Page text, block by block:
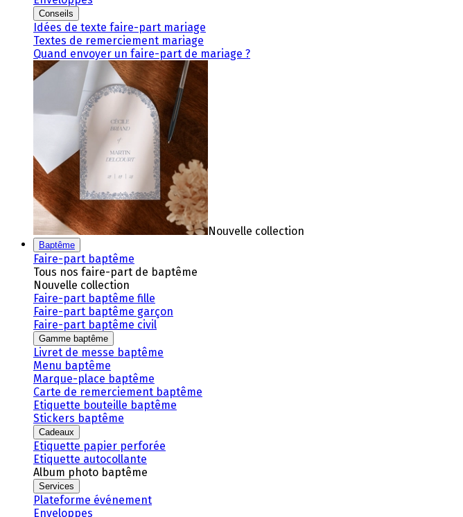
Conseils
Idées de texte faire-part mariage
Textes de remerciement mariage
Quand envoyer un faire-part de mariage ?
Nouvelle collection
Baptême
Faire-part baptême
Tous nos faire-part de baptême
Nouvelle collection
Faire-part baptême fille
Faire-part baptême garçon
Faire-part baptême civil
Gamme baptême
Livret de messe baptême
Menu baptême
Marque-place baptême
Carte de remerciement baptême
Etiquette bouteille baptême
Stickers baptême
Cadeaux
Etiquette papier perforée
Etiquette autocollante
Album photo baptême
Services
Plateforme événement
Enveloppes